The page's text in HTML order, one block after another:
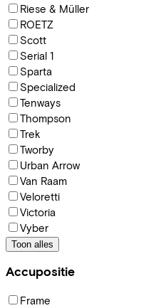
Riese & Müller
ROETZ
Scott
Serial 1
Sparta
Specialized
Tenways
Thompson
Trek
Tworby
Urban Arrow
Van Raam
Veloretti
Victoria
Vyber
Toon alles
Accupositie
Frame